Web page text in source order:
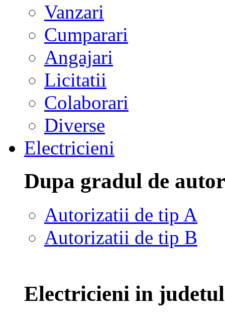
Vanzari
Cumparari
Angajari
Licitatii
Colaborari
Diverse
Electricieni
Dupa gradul de
Autorizatii de tip A
Autorizatii de tip B
Electricieni in